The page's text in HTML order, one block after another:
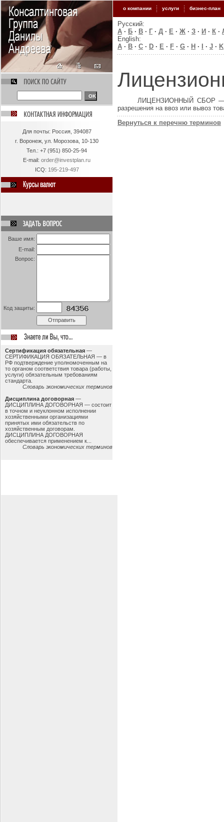
Для почты: Россия, 394087
г. Воронеж, ул. Морозова, 10-130
Тел.: +7 (951) 850-25-94
E-mail: order@investplan.ru
ICQ: 195-219-497
Ваше имя:
E-mail:
Вопрос:
Код защиты:
Сертификация обязательная —
СЕРТИФИКАЦИЯ ОБЯЗАТЕЛЬНАЯ — в
РФ подтверждение уполномоченным на
то органом соответствия товара (работы,
услуги) обязательным требованиям
стандарта.
Словарь экономических терминов
Дисциплина договорная —
ДИСЦИПЛИНА ДОГОВОРНАЯ — состоит
в точном и неуклонном исполнении
хозяйственными организациями
принятых ими обязательств по
хозяйственным договорам.
ДИСЦИПЛИНА ДОГОВОРНАЯ
обеспечивается применением к...
Словарь экономических терминов
о компании услуги бизнес-план
Русский:
А · Б · В · Г · Д · Е · Ж · З · И · К ·
English:
A · B · C · D · E · F · G · H · · J · K
ЛИЦЕНЗИОННЫЙ СБОР —
разрешения на ввоз или вывоз
Вернуться к перечню терминов